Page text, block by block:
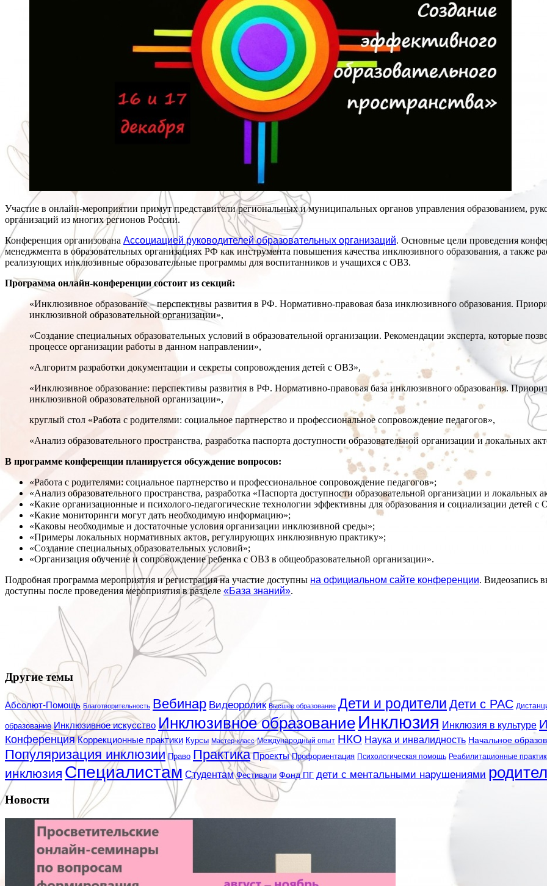
Участие в онлайн-мероприятии примут представители региональных и муниципальных органов управления образованием,
организаций из многих регионов России.
Конференция организована Ассоциацией руководителей образовательных организаций. Основные цели проведения
менеджмента в образовательных организациях РФ как инструмента повышения качества инклюзивного образования, а также
реализующих инклюзивные образовательные программы для воспитанников и учащихся с ОВЗ.
Программа онлайн-конференции состоит из секций:
«Инклюзивное образование – перспективы развития в РФ. Нормативно-правовая база инклюзивного образования.
инклюзивной образовательной организации»,
«Создание специальных образовательных условий в образовательной организации. Рекомендации эксперта, которые
процессе организации работы в данном направлении»,
«Алгоритм разработки документации и секреты сопровождения детей с ОВЗ»,
«Инклюзивное образование: перспективы развития в РФ. Нормативно-правовая база инклюзивного образования.
инклюзивной образовательной организации»,
круглый стол «Работа с родителями: социальное партнерство и профессиональное сопровождение педагогов»,
«Анализ образовательного пространства, разработка паспорта доступности образовательной организации и локальных
В программе конференции планируется обсуждение вопросов:
«Работа с родителями: социальное партнерство и профессиональное сопровождение педагогов»;
«Анализ образовательного пространства, разработка «Паспорта доступности образовательной организации и
«Какие организационные и психолого-педагогические технологии эффективны для образования и социализации детей с
«Какие мониторинги могут дать необходимую информацию»;
«Каковы необходимые и достаточные условия организации инклюзивной среды»;
«Примеры локальных нормативных актов, регулирующих инклюзивную практику»;
«Создание специальных образовательных условий»;
«Организация обучение и сопровождение ребенка с ОВЗ в общеобразовательной организации».
Подробная программа мероприятия и регистрация на участие доступны на официальном сайте конференции. Видеозапись
доступны после проведения мероприятия в разделе «База знаний».
Другие темы
Абсолют-Помощь Благотворительность Вебинар Видеоролик Высшее образование Дети и родители Дети с РАС
образование Инклюзивное искусство Инклюзивное образование Инклюзия Инклюзия в культуре
Конференция Коррекционные практики Курсы Мастер-класс Международный опыт НКО Наука и инвалидность Начальное
Популяризация инклюзии Право Практика Проекты Профориентация Психологическая помощь Реабилитационные
инклюзия Специалистам Студентам Фестивали Фонд ПГ дети с ментальными нарушениями
Новости